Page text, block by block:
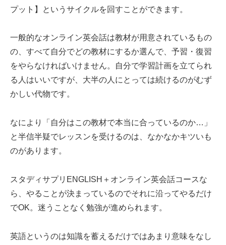
プット】というサイクルを回すことができます。
一般的なオンライン英会話は教材が用意されているもの
の、すべて自分でどの教材にするか選んで、予習・復習
をやらなければいけません。自分で学習計画を立てられ
る人はいいですが、大半の人にとっては続けるのがむず
かしい代物です。
なにより「自分はこの教材で本当に合っているのか…」
と半信半疑でレッスンを受けるのは、なかなかキツいも
のがあります。
スタディサプリENGLISH＋オンライン英会話コースな
ら、やることが決まっているのでそれに沿ってやるだけ
でOK。迷うことなく勉強が進められます。
英語というのは知識を蓄えるだけではあまり意味をなし